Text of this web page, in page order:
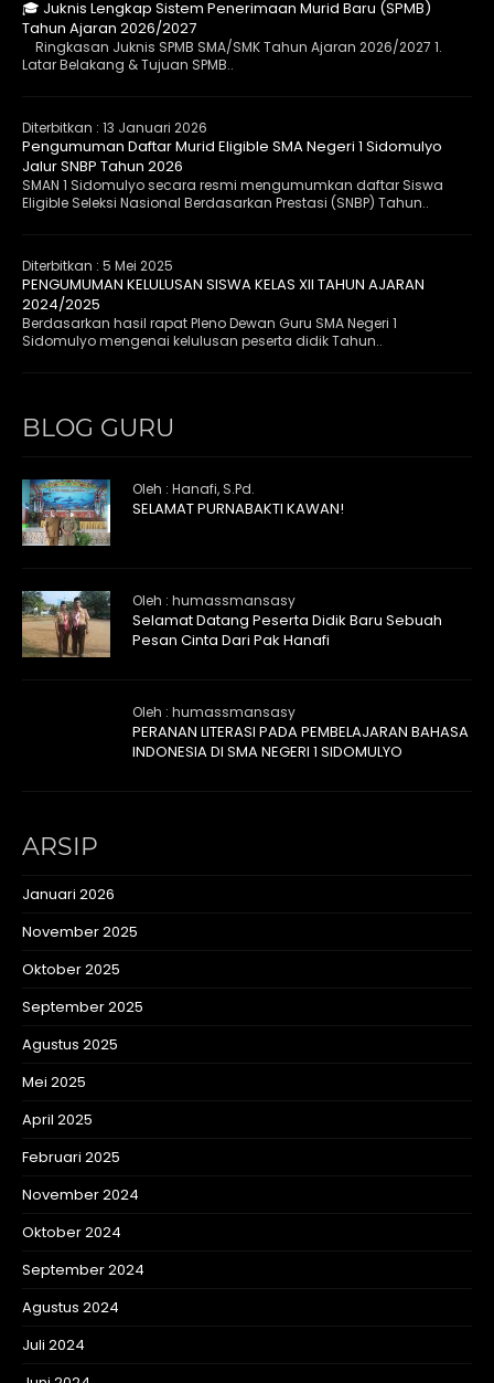
🎓 Juknis Lengkap Sistem Penerimaan Murid Baru (SPMB)
Tahun Ajaran 2026/2027
Ringkasan Juknis SPMB SMA/SMK Tahun Ajaran 2026/2027 1.
Latar Belakang & Tujuan SPMB..
Diterbitkan : 13 Januari 2026
Pengumuman Daftar Murid Eligible SMA Negeri 1 Sidomulyo
Jalur SNBP Tahun 2026
SMAN 1 Sidomulyo secara resmi mengumumkan daftar Siswa
Eligible Seleksi Nasional Berdasarkan Prestasi (SNBP) Tahun..
Diterbitkan : 5 Mei 2025
PENGUMUMAN KELULUSAN SISWA KELAS XII TAHUN AJARAN
2024/2025
Berdasarkan hasil rapat Pleno Dewan Guru SMA Negeri 1
Sidomulyo mengenai kelulusan peserta didik Tahun..
BLOG GURU
Oleh : Hanafi, S.Pd.
SELAMAT PURNABAKTI KAWAN!
Oleh : humassmansasy
Selamat Datang Peserta Didik Baru Sebuah
Pesan Cinta Dari Pak Hanafi
Oleh : humassmansasy
PERANAN LITERASI PADA PEMBELAJARAN BAHASA
INDONESIA DI SMA NEGERI 1 SIDOMULYO
ARSIP
Januari 2026
November 2025
Oktober 2025
September 2025
Agustus 2025
Mei 2025
April 2025
Februari 2025
November 2024
Oktober 2024
September 2024
Agustus 2024
Juli 2024